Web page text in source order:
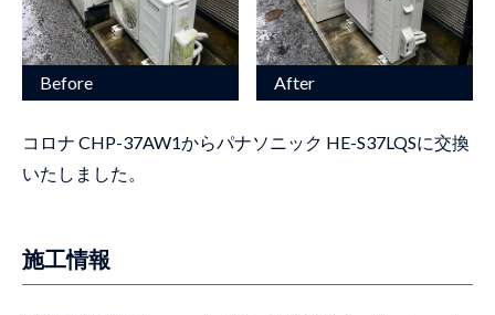
コロナ CHP-37AW1からパナソニック HE-S37LQSに交換
いたしました。
施工情報